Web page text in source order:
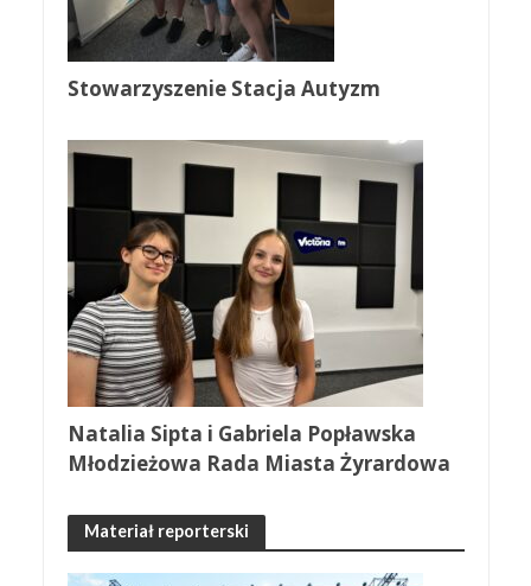
Stowarzyszenie Stacja Autyzm
Natalia Sipta i Gabriela Popławska
Młodzieżowa Rada Miasta Żyrardowa
Materiał reporterski